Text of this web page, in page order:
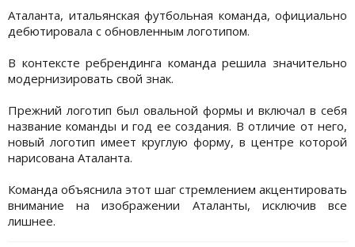
Аталанта, итальянская футбольная команда, официально
дебютировала с обновленным логотипом.
В контексте ребрендинга команда решила значительно
модернизировать свой знак.
Прежний логотип был овальной формы и включал в себя
название команды и год ее создания. В отличие от него,
новый логотип имеет круглую форму, в центре которой
нарисована Аталанта.
Команда объяснила этот шаг стремлением акцентировать
внимание на изображении Аталанты, исключив все
лишнее.